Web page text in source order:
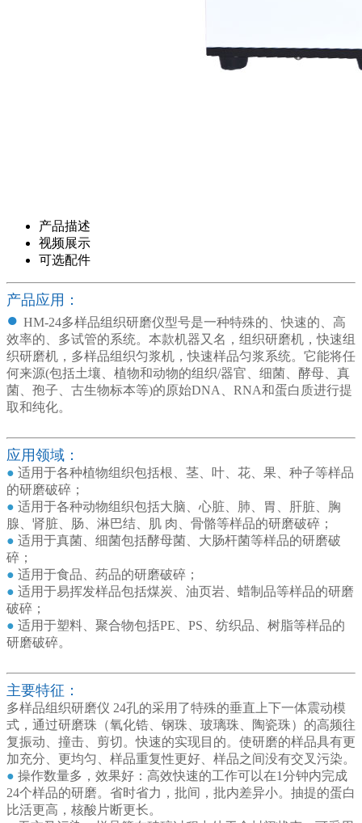
产品描述
视频展示
可选配件
产品应用：
● HM-24多样品组织研磨仪型号是一种特殊的、快速的、高
效率的、多试管的系统。本款机器又名，组织研磨机，快速组
织研磨机，多样品组织匀浆机，快速样品匀浆系统。它能将任
何来源(包括土壤、植物和动物的组织/器官、细菌、酵母、真
菌、孢子、古生物标本等)的原始DNA、RNA和蛋白质进行提
取和纯化。
应用领域：
● 适用于各种植物组织包括根、茎、叶、花、果、种子等样品
的研磨破碎；
● 适用于各种动物组织包括大脑、心脏、肺、胃、肝脏、胸
腺、肾脏、肠、淋巴结、肌 肉、骨骼等样品的研磨破碎；
● 适用于真菌、细菌包括酵母菌、大肠杆菌等样品的研磨破
碎；
● 适用于食品、药品的研磨破碎；
● 适用于易挥发样品包括煤炭、油页岩、蜡制品等样品的研磨
破碎；
● 适用于塑料、聚合物包括PE、PS、纺织品、树脂等样品的
研磨破碎。
主要特征：
多样品组织研磨仪 24孔的采用了特殊的垂直上下一体震动模
式，通过研磨珠（氧化锆、钢珠、玻璃珠、陶瓷珠）的高频往
复振动、撞击、剪切。快速的实现目的。使研磨的样品具有更
加充分、更均匀、样品重复性更好、样品之间没有交叉污染。
● 操作数量多，效果好：高效快速的工作可以在1分钟内完成
24个样品的研磨。省时省力，批间，批内差异小。抽提的蛋白
比活更高，核酸片断更长。